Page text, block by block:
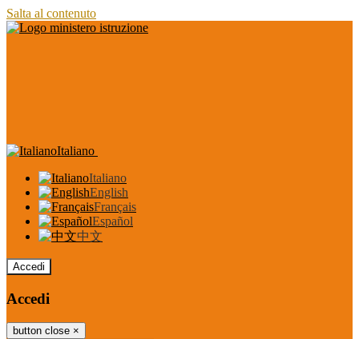
Salta al contenuto
Italiano
Italiano
English
Français
Español
中文
Accedi
Accedi
button close ×